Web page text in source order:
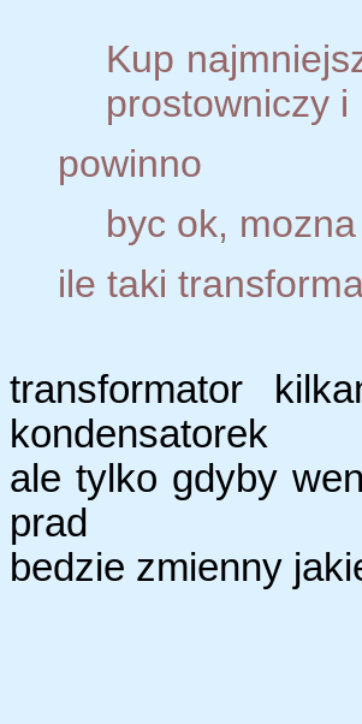
Kup
prostowniczy i
powinno
byc ok,
ile taki
transformator
kondensatorek
ale tylko gdyby
prad
bedzie zmienny